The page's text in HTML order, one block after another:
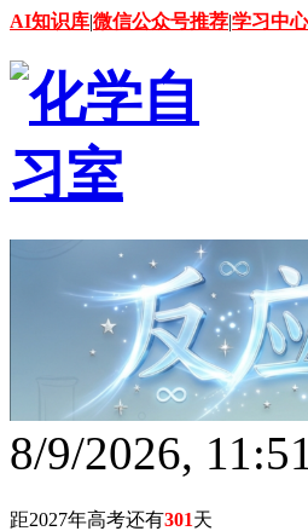
AI知识库|微信公众号推荐|学习中心
8/9/2026,
距2027年高考还有301天